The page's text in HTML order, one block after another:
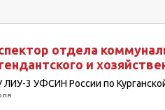
отдела
и
3 УФСИН России по